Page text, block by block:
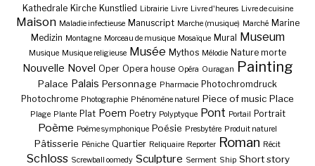
Kathedrale Kirche Kunstlied Librairie Livre Livre d'heures Livre de cuisine
Maison Maladie infectieuse Manuscript Marche (musique) Marché Marine
Medizin Montagne Morceau de musique Mosaïque Mural Museum
Musique Musique religieuse Musée Mythos Mélodie Nature morte
Nouvelle Novel Oper Opera house Opéra Ouragan Painting
Palace Palais Personnage Pharmacie Photochromdruck
Photochrome Photographie Phénomène naturel Piece of music Place
Plage Plante Plat Poem Poetry Polyptyque Pont Portail Portrait
Poème Poème symphonique Poésie Presbytère Produit naturel
Pâtisserie Péniche Quartier Reliquaire Reporter Roman Récit
Schloss Screwball oomedy Sculpture Serment Ship Short story